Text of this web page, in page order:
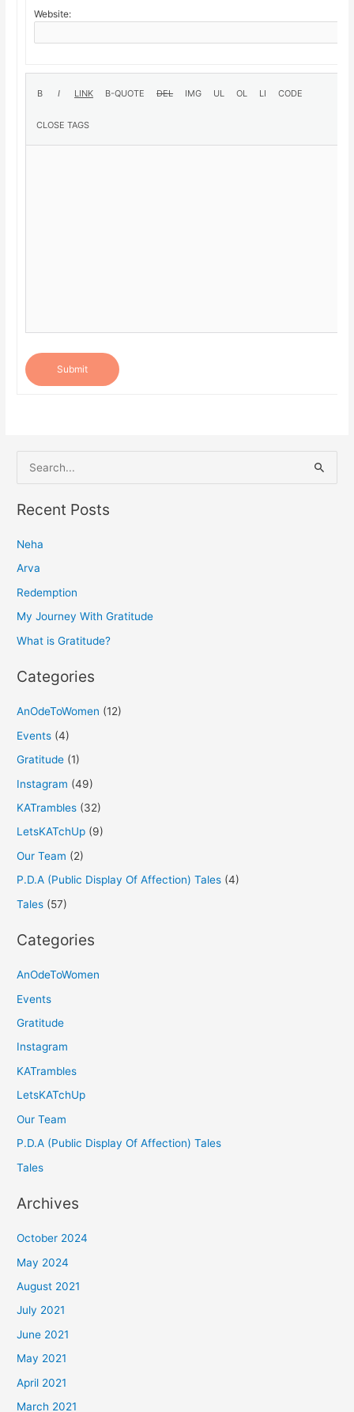
Website:
Submit
e
a
c
h
f
o
Recent Posts
Neha
Arva
Redemption
My Journey With Gratitude
What is Gratitude?
Categories
AnOdeToWomen (12)
Events (4)
Gratitude (1)
Instagram (49)
KATrambles (32)
LetsKATchUp (9)
Our Team (2)
P.D.A (Public Display Of Affection) Tales (4)
Tales (57)
Categories
AnOdeToWomen
Events
Gratitude
Instagram
KATrambles
LetsKATchUp
Our Team
P.D.A (Public Display Of Affection) Tales
Tales
Archives
October 2024
May 2024
August 2021
July 2021
June 2021
May 2021
April 2021
March 2021